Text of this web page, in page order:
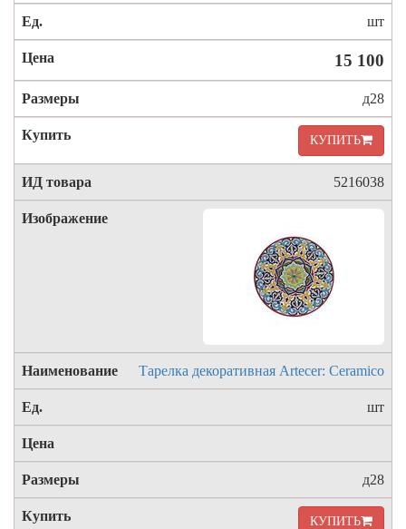
шт
15 100
д28
КУПИТЬ
5216038
Тарелка декоративная Artecer: Ceramico
шт
д28
КУПИТЬ